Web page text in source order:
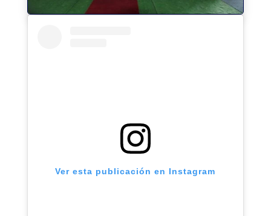
Ver esta publicación en Instagram